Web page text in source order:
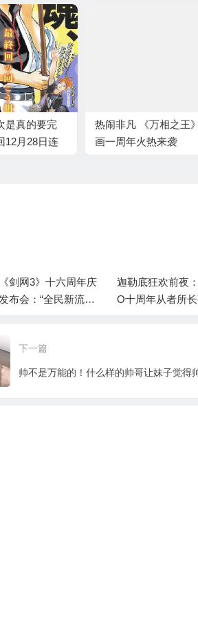
是真的要完
12月28日连
热闹非凡 《万相之王
画一周年火热来袭
迦勒底狂欢前夜：FG
O十周年从者所长强度
PandaMobo重磅
oinSpark：专为
下一篇